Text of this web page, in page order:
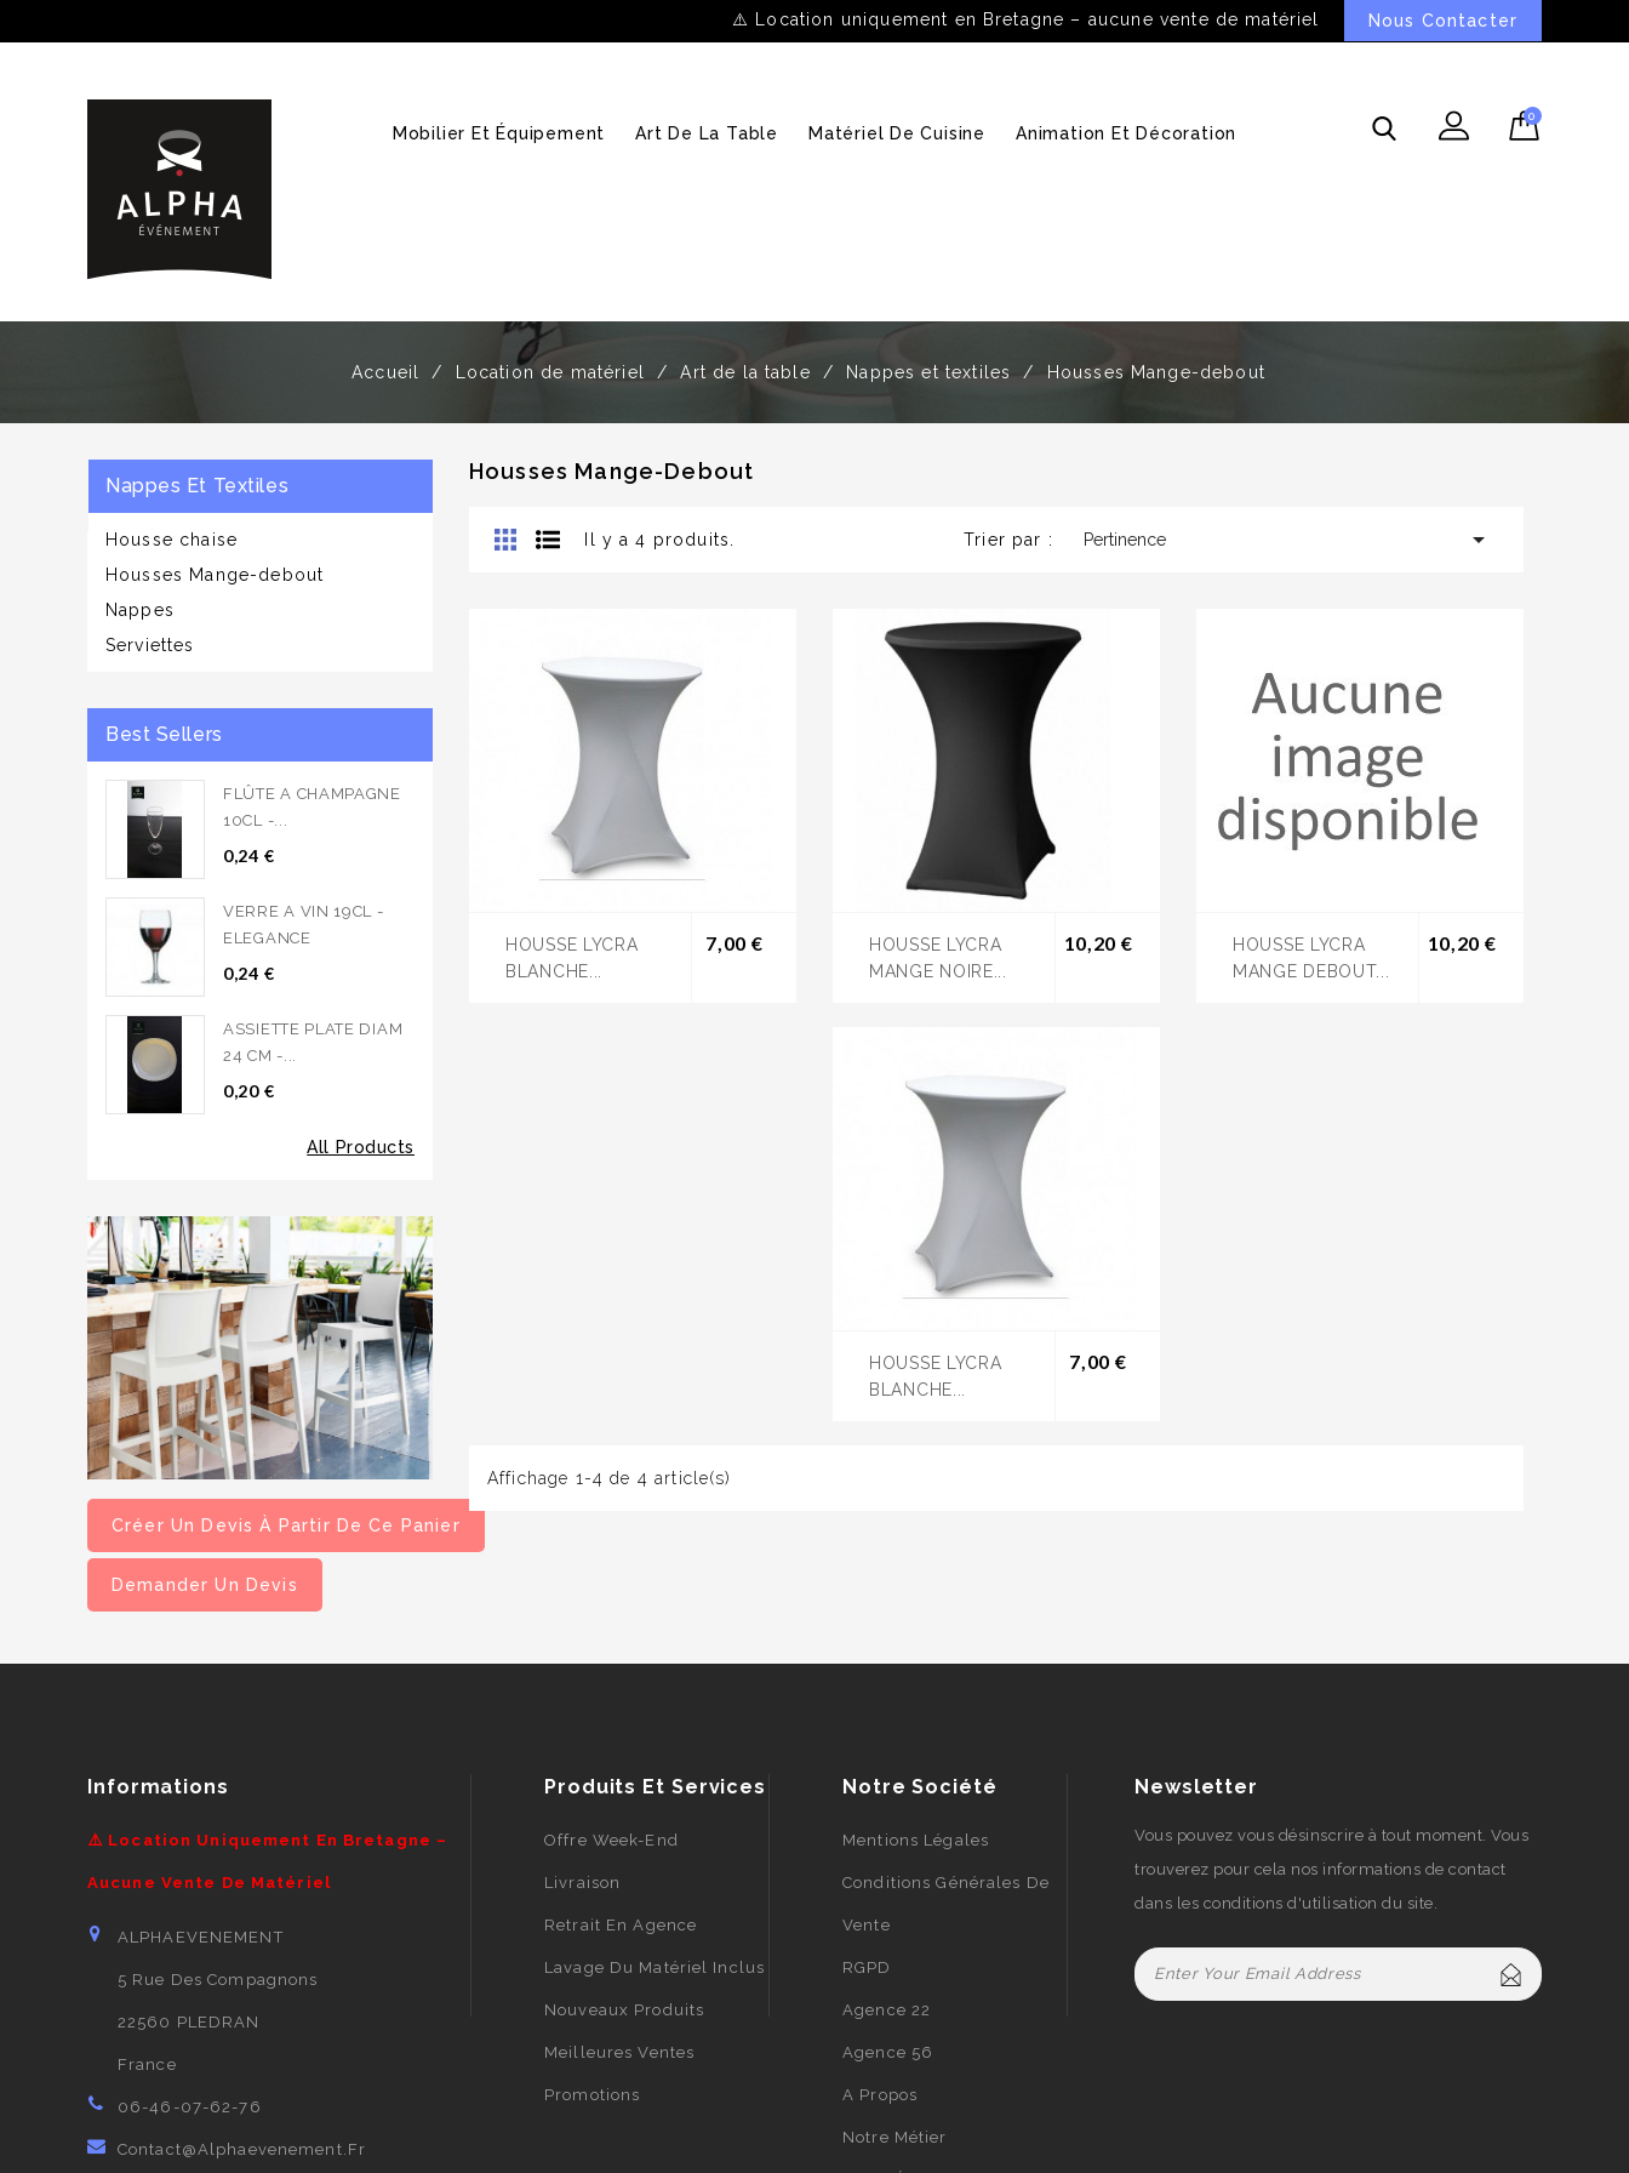
⚠️ Location uniquement en Bretagne – aucune vente de matériel Nous Contacter
Mobilier Et Équipement Art De La Table Matériel De Cuisine Animation Et Décoration
0
Accueil Location de matériel Art de la table Nappes et textiles Housses Mange-debout
Nappes Et Textiles
Housse chaise
Housses Mange-debout
Nappes
Serviettes
Best Sellers
FLÛTE A CHAMPAGNE
10CL -...
0,24 €
VERRE A VIN 19CL -
ELEGANCE
0,24 €
ASSIETTE PLATE DIAM
24 CM -...
0,20 €
All Products
Créer Un Devis À Partir De Ce Panier
Demander Un Devis
Housses Mange-Debout
Il y a 4 produits. Trier par : Pertinence 
HOUSSE LYCRA
BLANCHE...
7,00 €Prix
HOUSSE LYCRA
MANGE NOIRE...
10,20 €Prix
HOUSSE LYCRA
MANGE DEBOUT...
10,20 €Prix
HOUSSE LYCRA
BLANCHE...
7,00 €Prix
Affichage 1-4 de 4 article(s)
Informations
⚠️ Location Uniquement En Bretagne –
Aucune Vente De Matériel
ALPHAEVENEMENT
5 Rue Des Compagnons
22560 PLEDRAN
France
06-46-07-62-76
Contact@alphaevenement.fr
Produits Et Services
Offre Week-End
Livraison
Retrait En Agence
Lavage Du Matériel Inclus
Nouveaux Produits
Meilleures Ventes
Promotions
Notre Société
Mentions Légales
Conditions Générales De
Vente
RGPD
Agence 22
Agence 56
A Propos
Notre Métier
Newsletter
Vous pouvez vous désinscrire à tout moment. Vous
trouverez pour cela nos informations de contact
dans les conditions d'utilisation du site.